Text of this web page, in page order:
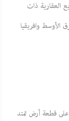
العقارية ذات
الأوسط وافريقيا
قطعة أرض تمتد